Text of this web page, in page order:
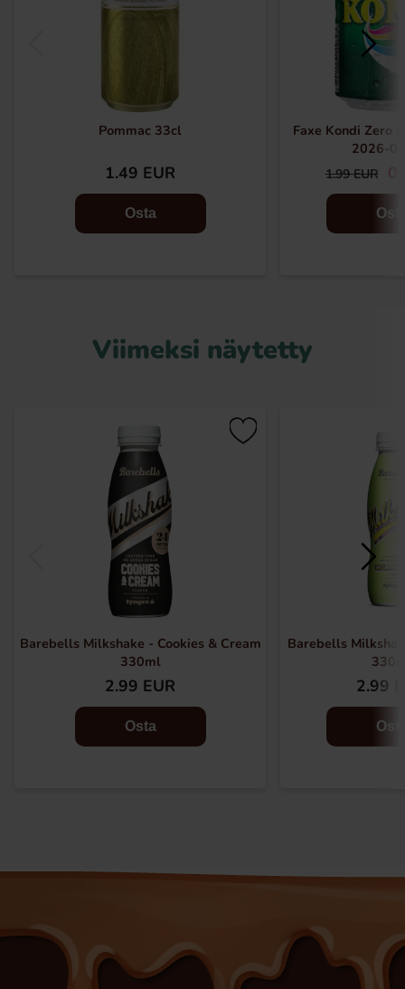
Pommac 33cl
1.49 EUR
Osta
Faxe Kondi Zero
2026-
1.99 EUR
Viimeksi näytetty
Barebells Milkshake - Cookies & Cream
330ml
2.99 EUR
Osta
Barebells
2.99